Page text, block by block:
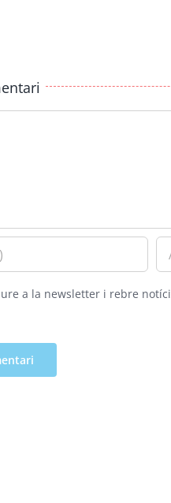
a la newsletter i rebre